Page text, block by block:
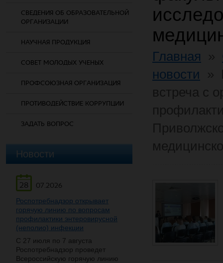
СВЕДЕНИЯ ОБ ОБРАЗОВАТЕЛЬНОЙ
ОРГАНИЗАЦИИ
НАУЧНАЯ ПРОДУКЦИЯ
СОВЕТ МОЛОДЫХ УЧЕНЫХ
ПРОФСОЮЗНАЯ ОРГАНИЗАЦИЯ
ПРОТИВОДЕЙСТВИЕ КОРРУПЦИИ
ЗАДАТЬ ВОПРОС
Новости
28
07.2026
Роспотребнадзор открывает
горячую линию по вопросам
профилактики энтеровирусной
(неполио) инфекции
С 27 июля по 7 августа
Роспотребнадзор проведет
Всероссийскую горячую линию
Главная
новости